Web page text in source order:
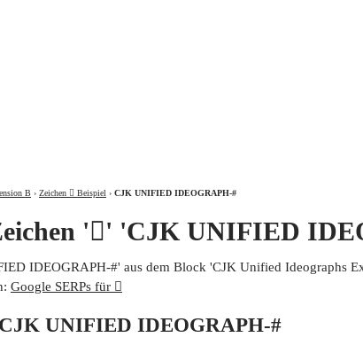
B › Zeichen 𩫥 Beispiel › CJK UNIFIED IDEOGRAPH-#
'𩫥' 'CJK UNIFIED
IDEOGRAPH-#' aus dem Block 'CJK Unified Ideographs
Google SERPs für 𩫥
UNIFIED IDEOGRAPH-#